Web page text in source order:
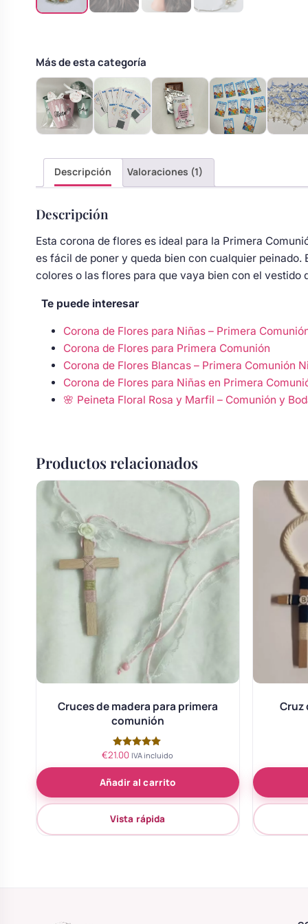
alianzas
porta alianzas
de boda
y pala tarta
damas de honor
floral coche
Perchas de comunión
Rasca y Gana para Comunión:
Sorpresas y Diversión
Detalles de comunión para invitados
Ver todo
Neceseres personalizados
Otros regalos
Más de esta categoría
Descripción Valoraciones (1)
Descripción
Esta corona de flores es ideal para la Primera
es fácil de poner y queda bien con cualquier
colores o las flores para que vaya bien con el vestido
Te puede interesar
Corona de Flores para Niñas – Primera
Corona de Flores para Primera Comunión
Corona de Flores Blancas – Primera Comunión
Corona de Flores para Niñas en Primera
🌸 Peineta Floral Rosa y Marfil – Comunión y
Productos relacionados
Cruces de madera para primera
comunión
Valorado
de 5
€21.00 IVA incluido
Añadir al carrito
Vista rápida
Cruz